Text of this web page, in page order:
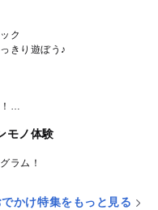
ク
きり遊ぼう♪
モノ体験
ラム！
かけ特集をもっと見る